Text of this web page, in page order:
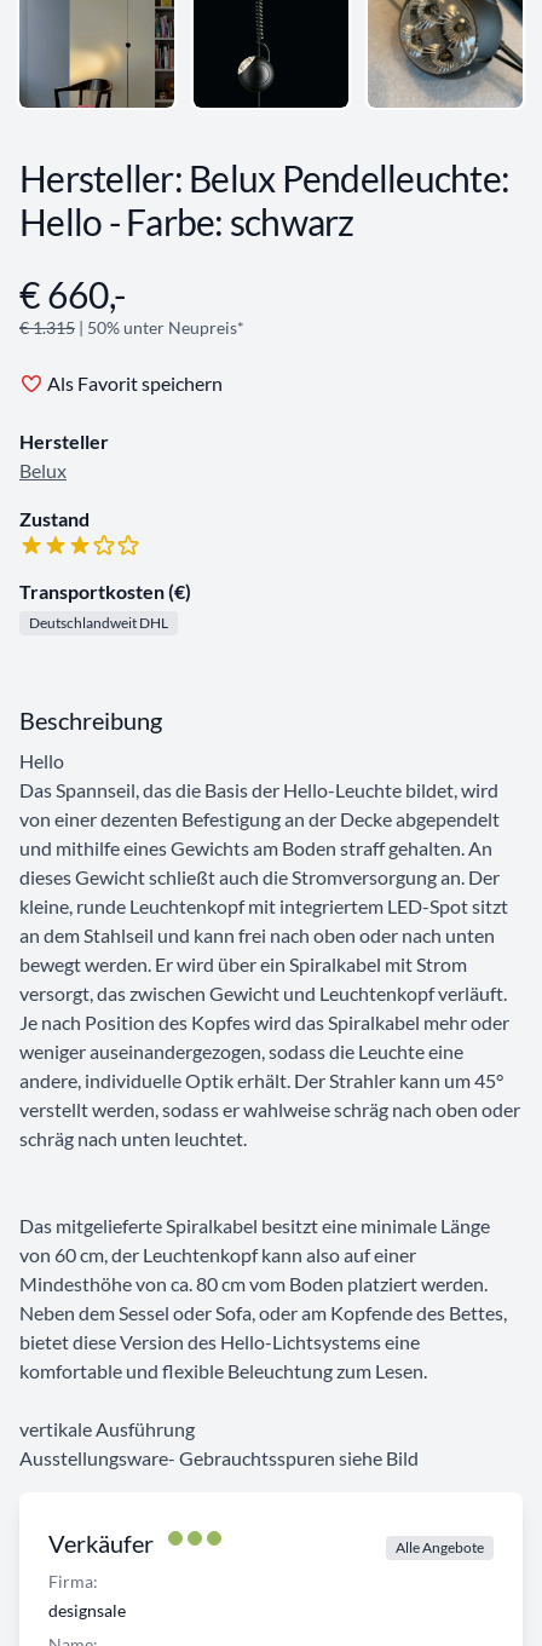
Hersteller: Belux Pendelleuchte:
Hello - Farbe: schwarz
Angebotsinformationen
€ 660,-
€ 1.315 | 50% unter Neupreis*
Als Favorit speichern
Hersteller
Belux
Zustand
Transportkosten (€)
Deutschlandweit DHL
Verkäufer Alle Angebote
Firma:
designsale
Beschreibung
Hello
Das Spannseil, das die Basis der Hello-Leuchte bildet, wird
von einer dezenten Befestigung an der Decke abgependelt
und mithilfe eines Gewichts am Boden straff gehalten. An
dieses Gewicht schließt auch die Stromversorgung an. Der
kleine, runde Leuchtenkopf mit integriertem LED-Spot sitzt
an dem Stahlseil und kann frei nach oben oder nach unten
bewegt werden. Er wird über ein Spiralkabel mit Strom
versorgt, das zwischen Gewicht und Leuchtenkopf verläuft.
Je nach Position des Kopfes wird das Spiralkabel mehr oder
weniger auseinandergezogen, sodass die Leuchte eine
andere, individuelle Optik erhält. Der Strahler kann um 45°
verstellt werden, sodass er wahlweise schräg nach oben oder
schräg nach unten leuchtet.
Das mitgelieferte Spiralkabel besitzt eine minimale Länge
von 60 cm, der Leuchtenkopf kann also auf einer
Mindesthöhe von ca. 80 cm vom Boden platziert werden.
Neben dem Sessel oder Sofa, oder am Kopfende des Bettes,
bietet diese Version des Hello-Lichtsystems eine
komfortable und flexible Beleuchtung zum Lesen.
vertikale Ausführung
Ausstellungsware- Gebrauchtsspuren siehe Bild